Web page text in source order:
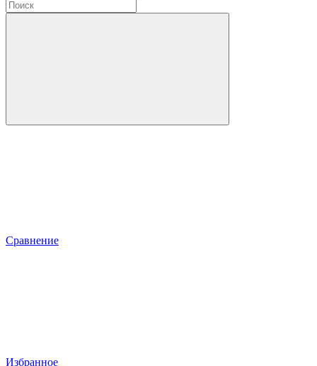
Сравнение
Избранное